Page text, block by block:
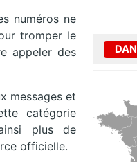
numéros ne
tromper le
appeler des
messages et
catégorie
plus de
officielle.